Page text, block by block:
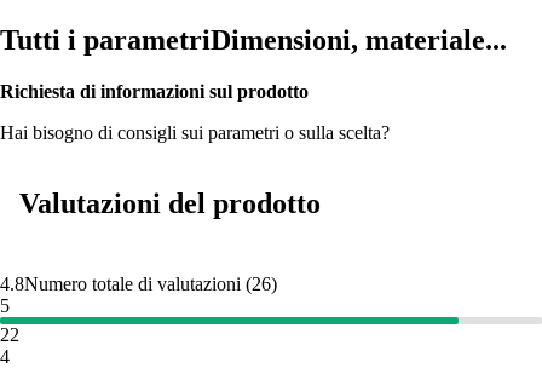
Tutti i parametriDimensioni, materiale...
Richiesta di informazioni sul prodotto
Hai bisogno di consigli sui parametri o sulla scelta?
Valutazioni del prodotto
4.8Numero totale di valutazioni (26)
5
22
4